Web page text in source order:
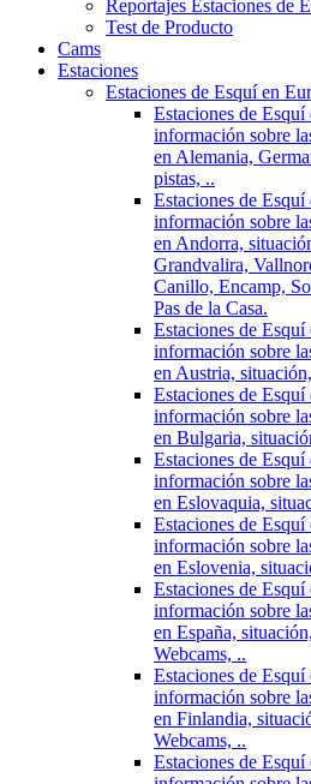
Reportajes Estaciones de
Test de Producto
Cams
Estaciones
Estaciones de Esquí en
Estaciones de Esquí
información sobre
en Alemania,
pistas, ..
Estaciones de
información sobre
en Andorra,
Grandvalira,
Canillo, Encamp,
Pas de la Casa.
Estaciones de Esquí
información sobre
en Austria,
Estaciones de
información sobre
en Bulgaria,
Estaciones de
información sobre
en Eslovaquia,
Estaciones de Esquí
información sobre
en Eslovenia,
Estaciones de Esquí
información sobre
en España,
Webcams, ..
Estaciones de
información sobre
en Finlandia,
Webcams, ..
Estaciones de Esquí